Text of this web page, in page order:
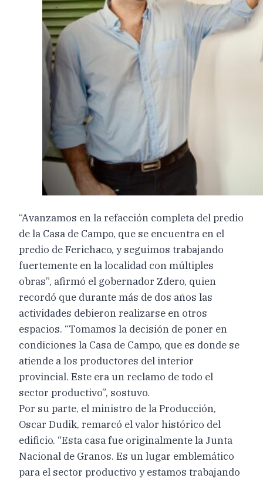
“Avanzamos en la refacción completa del predio
de la Casa de Campo, que se encuentra en el
predio de Ferichaco, y seguimos trabajando
fuertemente en la localidad con múltiples
obras”, afirmó el gobernador Zdero, quien
recordó que durante más de dos años las
actividades debieron realizarse en otros
espacios. “Tomamos la decisión de poner en
condiciones la Casa de Campo, que es donde se
atiende a los productores del interior
provincial. Este era un reclamo de todo el
sector productivo”, sostuvo.
Por su parte, el ministro de la Producción,
Oscar Dudik, remarcó el valor histórico del
edificio. “Esta casa fue originalmente la Junta
Nacional de Granos. Es un lugar emblemático
para el sector productivo y estamos trabajando